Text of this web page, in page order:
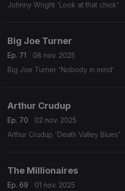
Johnny Wright 'Look at that chick'
Big Joe Turner
Ep. 71
08 nov. 2025
Big Joe Turner 'Nobody in mind'
Arthur Crudup
Ep. 70
02 nov. 2025
Arthur Crudup 'Death Valley Blues'
The Millionaires
Ep. 69
01 nov. 2025